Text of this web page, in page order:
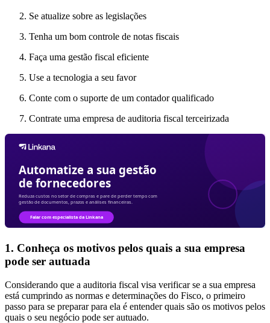
Se atualize sobre as legislações
Tenha um bom controle de notas fiscais
Faça uma gestão fiscal eficiente
Use a tecnologia a seu favor
Conte com o suporte de um contador qualificado
Contrate uma empresa de auditoria fiscal terceirizada
1. Conheça os motivos pelos quais a sua empresa
pode ser autuada
Considerando que a auditoria fiscal visa verificar se a sua empresa
está cumprindo as normas e determinações do Fisco, o primeiro
passo para se preparar para ela é entender quais são os motivos pelos
quais o seu negócio pode ser autuado.